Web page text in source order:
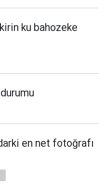
ku bahozeke
en net fotoğrafı